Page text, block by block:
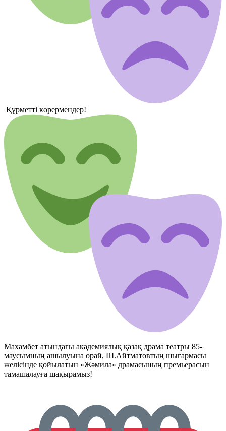
Құрметті көрермендер!
Махамбет атындағы академиялық қазақ драма театры 85-
маусымның ашылуына орай, Ш.Айтматовтың шығармасы
желісінде қойылатын «Жәмила» драмасының премьерасын
тамашалауға шақырамыз!